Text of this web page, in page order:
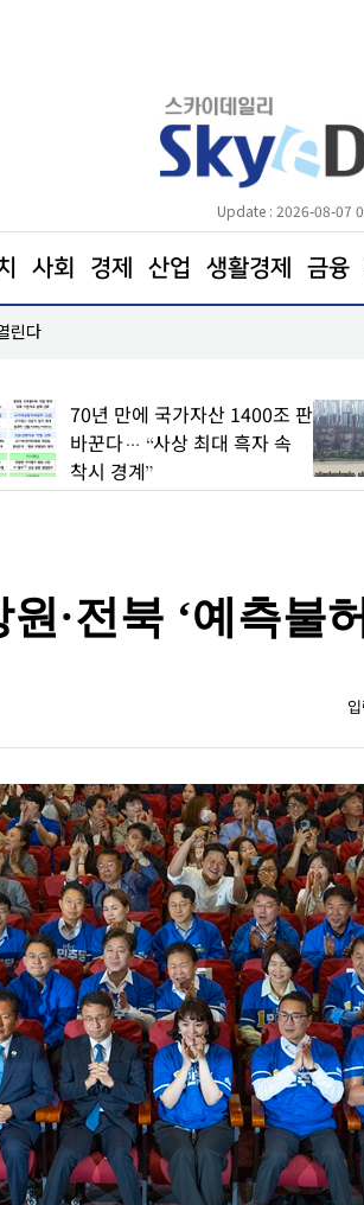
Update : 2026-08-07
사회 경제 산업 생활경제 금융
린다
靑 "주택공급 확대 방안, 빠른
시일 내 발표"
원·전북 ‘예측